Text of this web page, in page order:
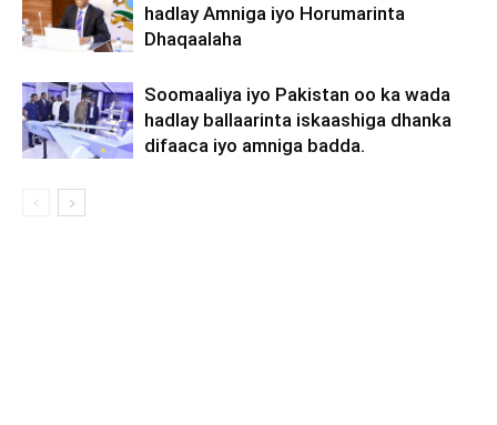
hadlay Amniga iyo Horumarinta
Dhaqaalaha
Soomaaliya iyo Pakistan oo ka wada
hadlay ballaarinta iskaashiga dhanka
difaaca iyo amniga badda.